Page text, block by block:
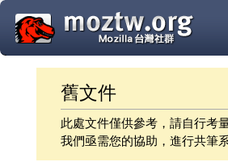
舊文件
此處文件僅供參考，請自行考
我們亟需您的協助，進行共筆